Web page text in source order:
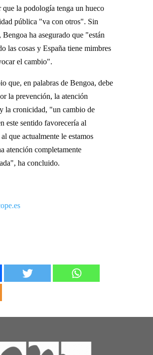
que la podología tenga un hueco
pública "va con otros". Sin
Bengoa ha asegurado que "están
las cosas y España tiene mimbres
el cambio".
que, en palabras de Bengoa, debe
la prevención, la atención
la cronicidad, "un cambio de
este sentido favorecería al
que actualmente le estamos
atención completamente
ha concluido.